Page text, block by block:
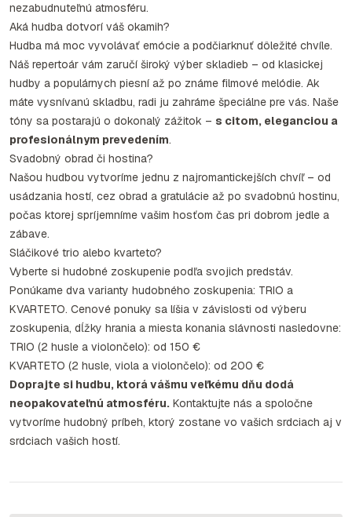
nezabudnuteľnú atmosféru.
Aká hudba dotvorí váš okamih?
Hudba má moc vyvolávať emócie a podčiarknuť dôležité chvíle.
Náš repertoár vám zaručí široký výber skladieb – od klasickej
hudby a populárnych piesní až po známe filmové melódie. Ak
máte vysnívanú skladbu, radi ju zahráme špeciálne pre vás. Naše
tóny sa postarajú o dokonalý zážitok – s citom, eleganciou a
profesionálnym prevedením.
Svadobný obrad či hostina?
Našou hudbou vytvoríme jednu z najromantickejších chvíľ – od
usádzania hostí, cez obrad a gratulácie až po svadobnú hostinu,
počas ktorej spríjemníme vašim hosťom čas pri dobrom jedle a
zábave.
Sláčikové trio alebo kvarteto?
Vyberte si hudobné zoskupenie podľa svojich predstáv.
Ponúkame dva varianty hudobného zoskupenia: TRIO a
KVARTETO. Cenové ponuky sa líšia v závislosti od výberu
zoskupenia, dĺžky hrania a miesta konania slávnosti nasledovne:
TRIO (2 husle a violončelo): od 150 €
KVARTETO (2 husle, viola a violončelo): od 200 €
Doprajte si hudbu, ktorá vášmu veľkému dňu dodá
neopakovateľnú atmosféru. Kontaktujte nás a spoločne
vytvoríme hudobný príbeh, ktorý zostane vo vašich srdciach aj v
srdciach vašich hostí.